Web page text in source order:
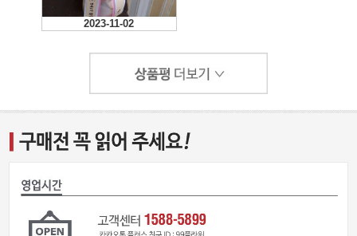
2023-11-02